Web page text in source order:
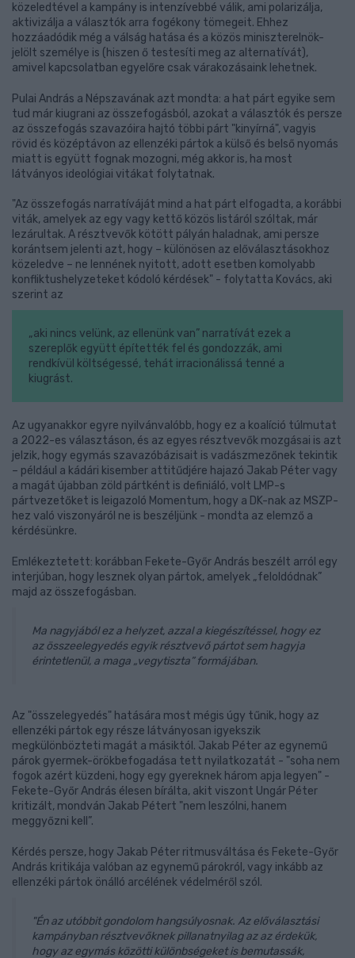
közeledtével a kampány is intenzívebbé válik, ami polarizálja,
aktivizálja a választók arra fogékony tömegeit. Ehhez
hozzáadódik még a válság hatása és a közös miniszterelnök-
jelölt személye is (hiszen ő testesíti meg az alternatívát),
amivel kapcsolatban egyelőre csak várakozásaink lehetnek.
Pulai András a Népszavának azt mondta: a hat párt egyike sem
tud már kiugrani az összefogásból, azokat a választók és persze
az összefogás szavazóira hajtó többi párt "kinyírná", vagyis
rövid és középtávon az ellenzéki pártok a külső és belső nyomás
miatt is együtt fognak mozogni, még akkor is, ha most
látványos ideológiai vitákat folytatnak.
"Az összefogás narratíváját mind a hat párt elfogadta, a korábbi
viták, amelyek az egy vagy kettő közös listáról szóltak, már
lezárultak. A résztvevők kötött pályán haladnak, ami persze
korántsem jelenti azt, hogy – különösen az előválasztásokhoz
közeledve – ne lennének nyitott, adott esetben komolyabb
konfliktushelyzeteket kódoló kérdések" - folytatta Kovács, aki
szerint az
„aki nincs velünk, az ellenünk van” narratívát ezek a
szereplők együtt építették fel és gondozzák, ami
rendkívül költségessé, tehát irracionálissá tenné a
kiugrást.
Az ugyanakkor egyre nyilvánvalóbb, hogy ez a koalíció túlmutat
a 2022-es választáson, és az egyes résztvevők mozgásai is azt
jelzik, hogy egymás szavazóbázisait is vadászmezőnek tekintik
– például a kádári kisember attitűdjére hajazó Jakab Péter vagy
a magát újabban zöld pártként is definiáló, volt LMP-s
pártvezetőket is leigazoló Momentum, hogy a DK-nak az MSZP-
hez való viszonyáról ne is beszéljünk - mondta az elemző a
kérdésünkre.
Emlékeztetett: korábban Fekete-Győr András beszélt arról egy
interjúban, hogy lesznek olyan pártok, amelyek „feloldódnak”
majd az összefogásban.
Ma nagyjából ez a helyzet, azzal a kiegészítéssel, hogy ez
az összeelegyedés egyik résztvevő pártot sem hagyja
érintetlenül, a maga „vegytiszta” formájában.
Az "összelegyedés" hatására most mégis úgy tűnik, hogy az
ellenzéki pártok egy része látványosan igyekszik
megkülönbözteti magát a másiktól. Jakab Péter az egynemű
párok gyermek-örökbefogadása tett nyilatkozatát - "soha nem
fogok azért küzdeni, hogy egy gyereknek három apja legyen" -
Fekete-Győr András élesen bírálta, akit viszont Ungár Péter
kritizált, mondván Jakab Pétert "nem leszólni, hanem
meggyőzni kell”.
Kérdés persze, hogy Jakab Péter ritmusváltása és Fekete-Győr
András kritikája valóban az egynemű párokról, vagy inkább az
ellenzéki pártok önálló arcélének védelméről szól.
"Én az utóbbit gondolom hangsúlyosnak. Az előválasztási
kampányban résztvevőknek pillanatnyilag az az érdekük,
hogy az egymás közötti különbségeket is bemutassák,